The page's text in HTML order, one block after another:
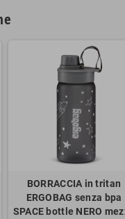
BORRACCIA in tritan
ERGOBAG senza bpa
SPACE bottle NERO